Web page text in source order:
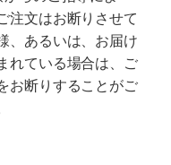
注文はお断りさせて
、あるいは、お届け
れている場合は、ご
お断りすることがご